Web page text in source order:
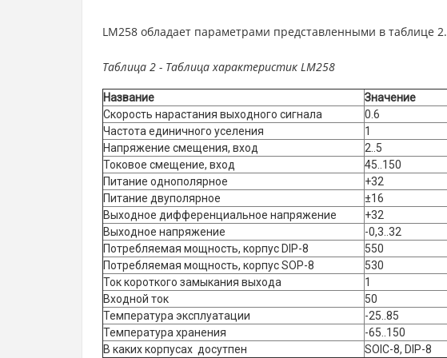
LM258 обладает параметрами представленными в таблице 2.
Таблица 2 - Таблица характеристик LM258
Название Значение
Скорость нарастания выходного сигнала
0.6
Частота единичного уселения
1
Напряжение смещения, вход
2..5
Токовое смещение, вход
45..150
Питание однополярное
+32
Питание двуполярное
±16
Выходное дифференциальное напряжение
+32
Выходное напряжение
-0,3..32
Потребляемая мощность, корпус DIP-8
550
Потребляемая мощность, корпус SOP-8
530
Ток короткого замыкания выхода
1
Входной ток
50
Температура эксплуатации
-25..85
Температура хранения
-65..150
В каких корпусах досутпен
SOIC-8, DIP-8